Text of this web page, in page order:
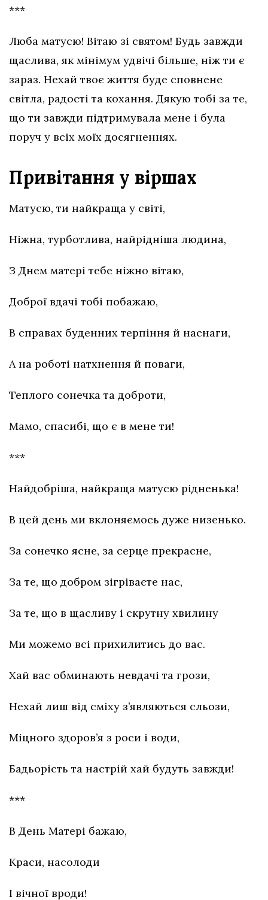
***
Люба матусю! Вітаю зі святом! Будь завжди
щаслива, як мінімум удвічі більше, ніж ти є
зараз. Нехай твоє життя буде сповнене
світла, радості та кохання. Дякую тобі за те,
що ти завжди підтримувала мене і була
поруч у всіх моїх досягненнях.
Привітання у віршах
Матусю, ти найкраща у світі,
Ніжна, турботлива, найрідніша людина,
З Днем матері тебе ніжно вітаю,
Доброї вдачі тобі побажаю,
В справах буденних терпіння й наснаги,
А на роботі натхнення й поваги,
Теплого сонечка та доброти,
Мамо, спасибі, що є в мене ти!
***
Найдобріша, найкраща матусю рідненька!
В цей день ми вклоняємось дуже низенько.
За сонечко ясне, за серце прекрасне,
За те, що добром зігріваєте нас,
За те, що в щасливу і скрутну хвилину
Ми можемо всі прихилитись до вас.
Хай вас обминають невдачі та грози,
Нехай лиш від сміху з’являються сльози,
Міцного здоров’я з роси і води,
Бадьорість та настрій хай будуть завжди!
***
В День Матері бажаю,
Краси, насолоди
І вічної вроди!